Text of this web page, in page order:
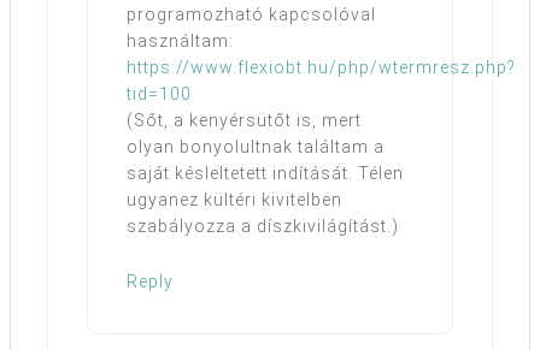
programozható kapcsolóval
használtam:
https://www.flexiobt.hu/php/wtermresz.php?
tid=100
(Sőt, a kenyérsütőt is, mert
olyan bonyolultnak találtam a
saját késleltetett indítását. Télen
ugyanez kültéri kivitelben
szabályozza a díszkivilágítást.)
Reply